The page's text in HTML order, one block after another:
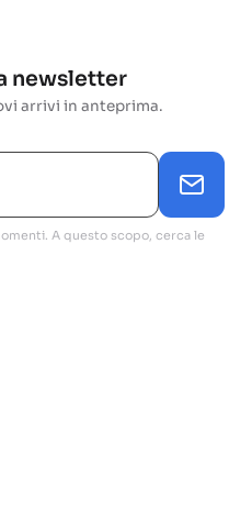
newsletter
arrivi in anteprima.
A questo scopo, cerca le